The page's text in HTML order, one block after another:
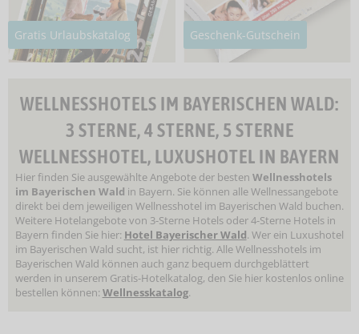
Gratis Urlaubskatalog Geschenk-Gutschein
WELLNESSHOTELS IM BAYERISCHEN WALD:
3 STERNE, 4 STERNE, 5 STERNE
WELLNESSHOTEL, LUXUSHOTEL IN BAYERN
Hier finden Sie ausgewählte Angebote der besten Wellnesshotels
im Bayerischen Wald in Bayern. Sie können alle Wellnessangebote
direkt bei dem jeweiligen Wellnesshotel im Bayerischen Wald buchen.
Weitere Hotelangebote von 3-Sterne Hotels oder 4-Sterne Hotels in
Bayern finden Sie hier: Hotel Bayerischer Wald. Wer ein Luxushotel
im Bayerischen Wald sucht, ist hier richtig. Alle Wellnesshotels im
Bayerischen Wald können auch ganz bequem durchgeblättert
werden in unserem Gratis-Hotelkatalog, den Sie hier kostenlos online
bestellen können: Wellnesskatalog.